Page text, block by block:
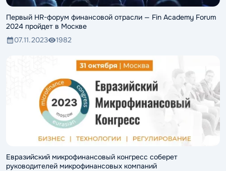
Первый HR-форум финансовой отрасли — Fin Academy Forum
2024 пройдет в Москве
07.11.2023
1982
Евразийский микрофинансовый конгресс соберет
руководителей микрофинансовых компаний